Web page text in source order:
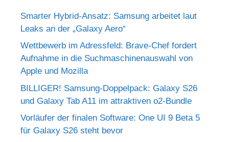
Smarter Hybrid-Ansatz: Samsung arbeitet laut
Leaks an der „Galaxy Aero“
Wettbewerb im Adressfeld: Brave-Chef fordert
Aufnahme in die Suchmaschinenauswahl von
Apple und Mozilla
BILLIGER! Samsung-Doppelpack: Galaxy S26
und Galaxy Tab A11 im attraktiven o2-Bundle
Vorläufer der finalen Software: One UI 9 Beta 5
für Galaxy S26 steht bevor